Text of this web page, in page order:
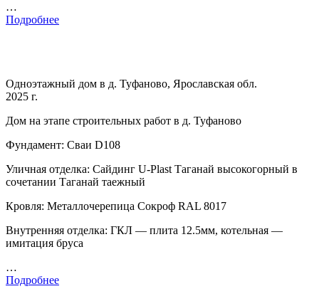
…
Подробнее
Одноэтажный дом в д. Туфаново, Ярославская обл.
2025 г.
Дом на этапе строительных работ в д. Туфаново
Фундамент: Сваи D108
Уличная отделка: Сайдинг U-Plast Таганай высокогорный в
сочетании Таганай таежный
Кровля: Металлочерепица Сокроф RAL 8017
Внутренняя отделка: ГКЛ — плита 12.5мм, котельная —
имитация бруса
…
Подробнее